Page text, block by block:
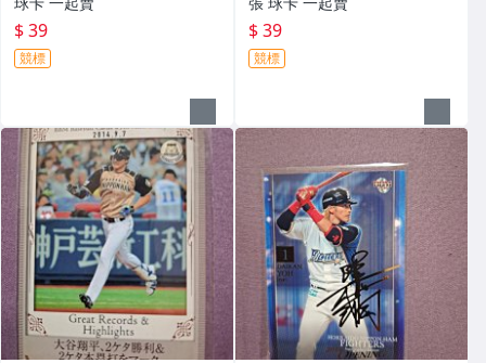
$ 39
競標
$ 39
競標